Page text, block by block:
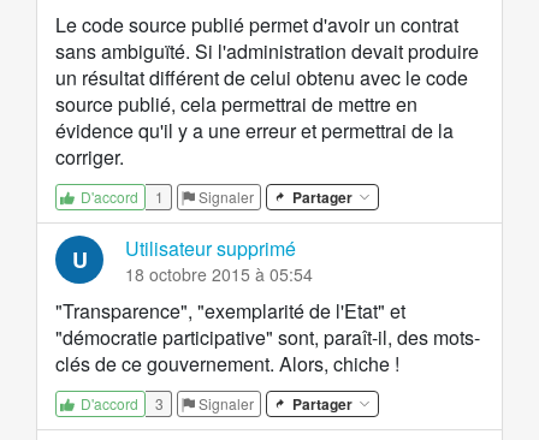
Le code source publié permet d'avoir un contrat
sans ambiguïté. Si l'administration devait produire
un résultat différent de celui obtenu avec le code
source publié, cela permettrai de mettre en
évidence qu'il y a une erreur et permettrai de la
corriger.
D'accord 1 Signaler Partager
U Utilisateur supprimé
18 octobre 2015 à 05:54
"Transparence", "exemplarité de l'Etat" et
"démocratie participative" sont, paraît-il, des mots-
clés de ce gouvernement. Alors, chiche !
D'accord 3 Signaler Partager